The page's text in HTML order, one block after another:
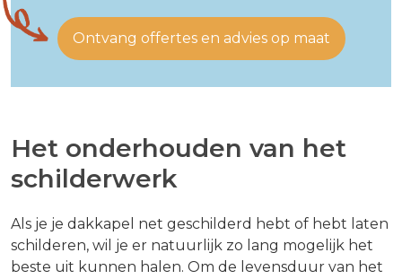
Ontvang offertes en advies op maat
Het onderhouden van het
schilderwerk
Als je je dakkapel net geschilderd hebt of hebt laten
schilderen, wil je er natuurlijk zo lang mogelijk het
beste uit kunnen halen. Om de levensduur van het